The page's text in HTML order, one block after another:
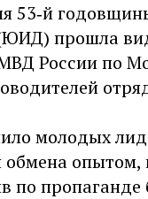
53‑й
прошла
России по
молодых
обмена
по пропаганде